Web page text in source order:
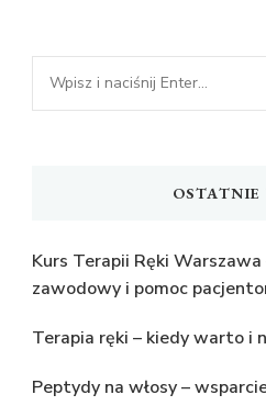
Szukasz
czegoś?
OSTATNIE
Kurs Terapii Ręki
zawodowy i pomoc
Terapia ręki – kiedy warto i
Peptydy na włosy –